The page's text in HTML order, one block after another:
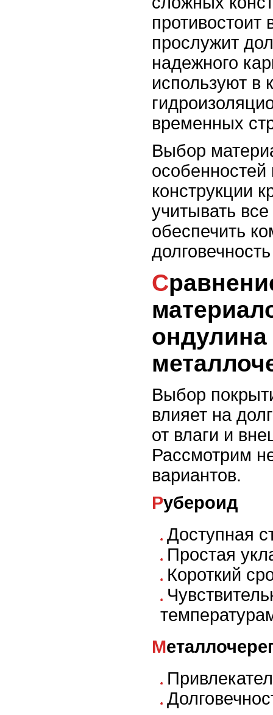
прослужит
надежного
используют в
временных
Выбор
конструкции
учитывать
обеспечить
Сравнение популярных
Выбор
влияет на
от влаги и
Рассмотрим
вариантов.
Рубероид
Доступная
Простая
Короткий